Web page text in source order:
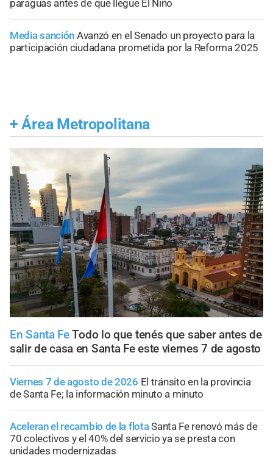
paraguas antes de que llegue El Niño
Media sanción Avanzó en el Senado un proyecto para la
participación ciudadana prometida por la Reforma 2025
+ Área Metropolitana
En Santa FeTodo lo que tenés que saber antes de
salir de casa en Santa Fe este viernes 7 de agosto
Viernes 7 de agosto de 2026 El tránsito en la provincia
de Santa Fe; la información minuto a minuto
Aceleran el recambio de la flotaSanta Fe renovó más de
70 colectivos y el 40% del servicio ya se presta con
unidades modernizadas